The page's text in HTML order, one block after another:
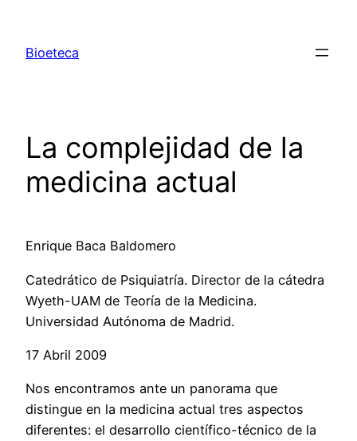
contenido
Bioeteca
La complejidad de la
medicina actual
Enrique Baca Baldomero
Catedrático de Psiquiatría. Director de la cátedra
Wyeth-UAM de Teoría de la Medicina.
Universidad Autónoma de Madrid.
17 Abril 2009
Nos encontramos ante un panorama que
distingue en la medicina actual tres aspectos
diferentes: el desarrollo científico-técnico de la